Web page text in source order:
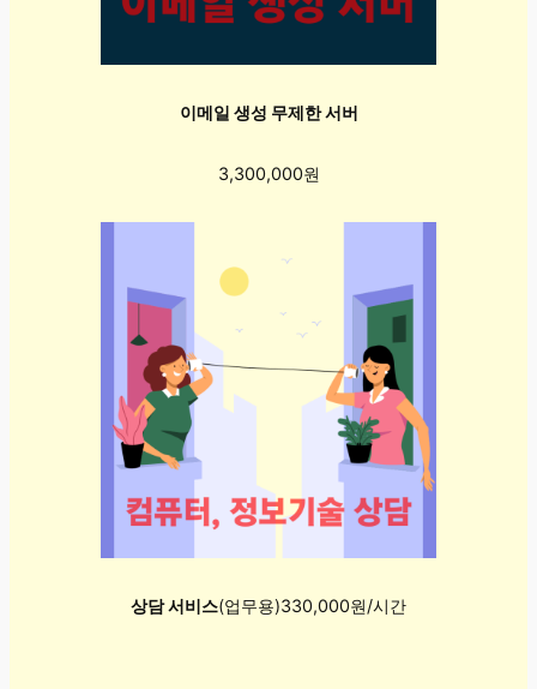
이메일 생성 무제한 서버
3,300,000원
상담 서비스(업무용)330,000원/시간